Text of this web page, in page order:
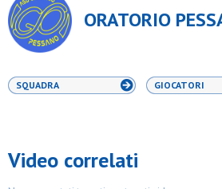
ORATORIO
SQUADRA GIOCATORI
Video correlati